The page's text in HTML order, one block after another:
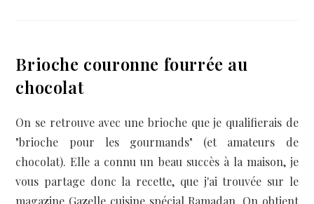
Brioche couronne fourrée au
chocolat
On se retrouve avec une brioche que je qualifierais de
"brioche pour les gourmands" (et amateurs de
chocolat). Elle a connu un beau succès à la maison, je
vous partage donc la recette, que j'ai trouvée sur le
magazine Gazelle cuisine spécial Ramadan. On obtient